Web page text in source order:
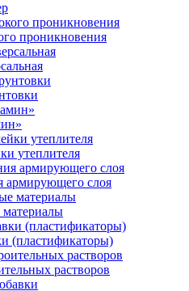
проникновения
утеплителя
армирующего слоя
(пластификаторы)
растворов